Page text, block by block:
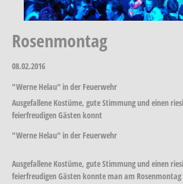
Rosenmontag
08.02.2016
"Werne Helau" in der Feuerwehr
Ausgefallene Kostüme, gute Stimmung und einen
feierfreudigen Gästen konnt
"Werne Helau" in der Feuerwehr
Ausgefallene Kostüme, gute Stimmung und einen
feierfreudigen Gästen konnte man am